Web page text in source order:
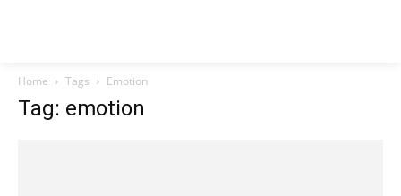
Home Tags Emotion
Tag: emotion